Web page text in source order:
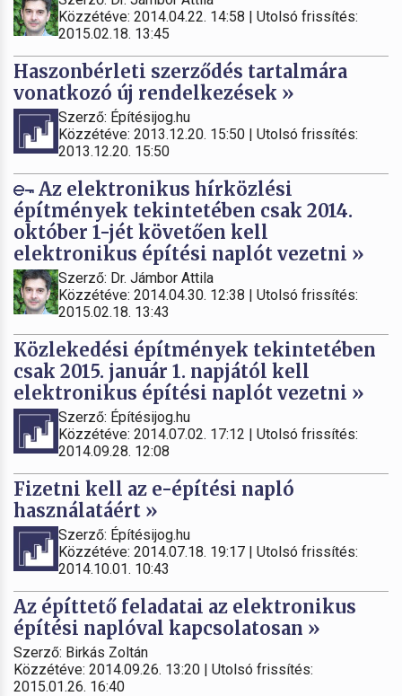
Közzétéve: 2014.04.22. 14:58 | Utolsó frissítés:
2015.02.18. 13:45
Haszonbérleti szerződés tartalmára
vonatkozó új rendelkezések »
Szerző: Építésijog.hu
Közzétéve: 2013.12.20. 15:50 | Utolsó frissítés:
2013.12.20. 15:50
Az elektronikus hírközlési
építmények tekintetében csak 2014.
október 1-jét követően kell
elektronikus építési naplót vezetni »
Szerző: Dr. Jámbor Attila
Közzétéve: 2014.04.30. 12:38 | Utolsó frissítés:
2015.02.18. 13:43
Közlekedési építmények tekintetében
csak 2015. január 1. napjától kell
elektronikus építési naplót vezetni »
Szerző: Építésijog.hu
Közzétéve: 2014.07.02. 17:12 | Utolsó frissítés:
2014.09.28. 12:08
Fizetni kell az e-építési napló
használatáért »
Szerző: Építésijog.hu
Közzétéve: 2014.07.18. 19:17 | Utolsó frissítés:
2014.10.01. 10:43
Az építtető feladatai az elektronikus
építési naplóval kapcsolatosan »
Szerző: Birkás Zoltán
Közzétéve: 2014.09.26. 13:20 | Utolsó frissítés:
2015.01.26. 16:40